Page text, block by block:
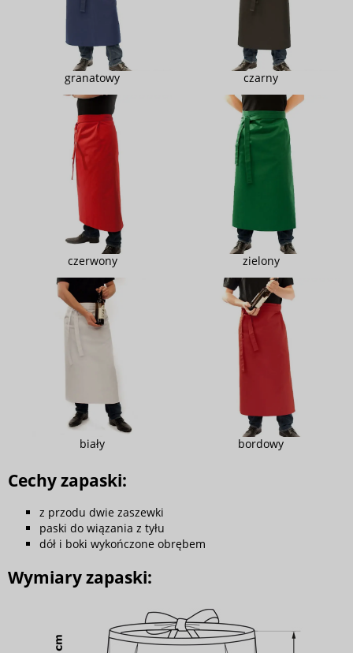
granatowy czarny
czerwony zielony
biały bordowy
Cechy zapaski:
z przodu dwie zaszewki
paski do wiązania z tyłu
dół i boki wykończone obrębem
Wymiary zapaski: